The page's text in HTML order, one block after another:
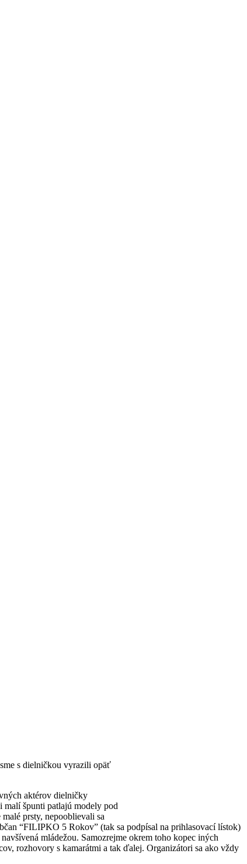
s dielničkou vyrazili opäť
aktérov dielničky
malí špunti patlajú modely pod
prsty, nepooblievali sa
“FILIPKO 5 Rokov” (tak sa podpísal na prihlasovací lístok)
mládežou. Samozrejme okrem toho kopec iných
rozhovory s kamarátmi a tak ďalej. Organizátori sa ako vždy